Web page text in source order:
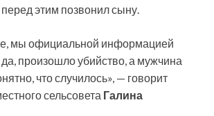
этим позвонил сыну.
мы официальной информацией
произошло убийство, а мужчина
что случилось», — говорит
сельсовета Галина